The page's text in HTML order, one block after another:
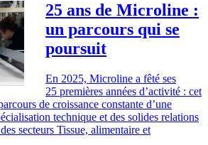
25 ans de Microline :
un parcours qui se
poursuit
En 2025, Microline a fêté ses
25 premières années d’activité : cet
de croissance constante d’une
technique et des solides relations
secteurs Tissue, alimentaire et